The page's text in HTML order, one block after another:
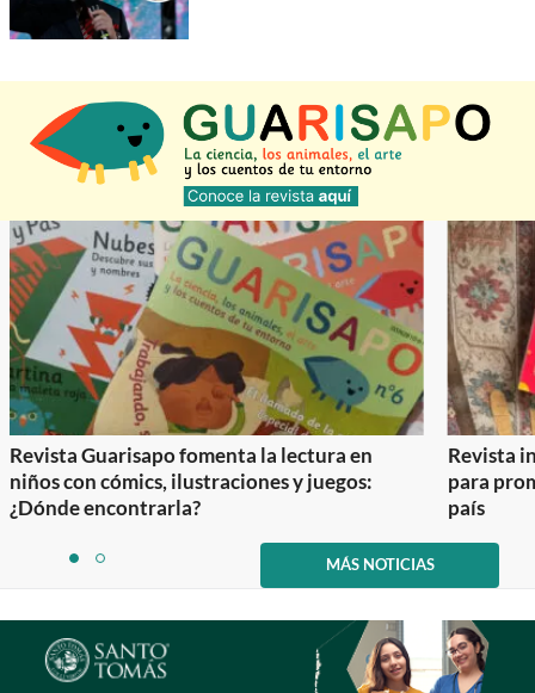
Revista Guarisapo fomenta la lectura en
niños con cómics, ilustraciones y juegos:
¿Dónde encontrarla?
Revista
para
país
itemitem
2
MÁS NOTICIAS